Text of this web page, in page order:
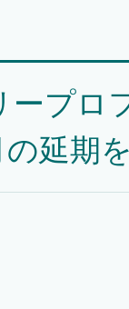
ープロ
延期を